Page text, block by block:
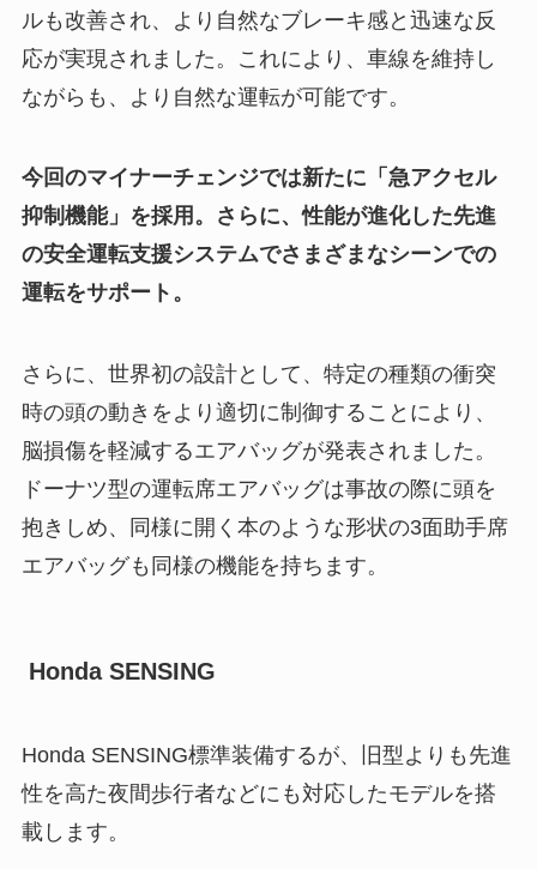
ルも改善され、より自然なブレーキ感と迅速な反
応が実現されました。これにより、車線を維持し
ながらも、より自然な運転が可能です。
今回のマイナーチェンジでは新たに「急アクセル
抑制機能」を採用。さらに、性能が進化した先進
の安全運転支援システムでさまざまなシーンでの
運転をサポート。
さらに、世界初の設計として、特定の種類の衝突
時の頭の動きをより適切に制御することにより、
脳損傷を軽減するエアバッグが発表されました。
ドーナツ型の運転席エアバッグは事故の際に頭を
抱きしめ、同様に開く本のような形状の3面助手席
エアバッグも同様の機能を持ちます。
Honda SENSING
Honda SENSING標準装備するが、旧型よりも先進
性を高た夜間歩行者などにも対応したモデルを搭
載します。